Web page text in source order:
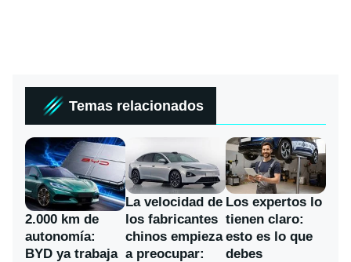
Temas relacionados
2.000 km de
autonomía:
BYD ya trabaja
La velocidad de
los fabricantes
chinos empieza
a preocupar:
Los expertos lo
tienen claro:
esto es lo que
debes